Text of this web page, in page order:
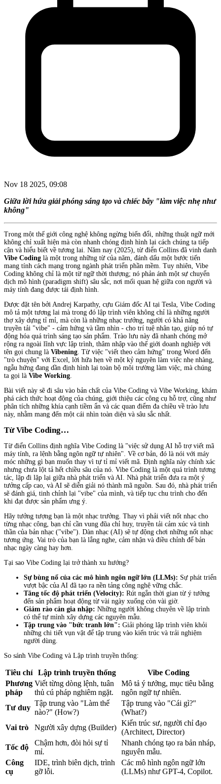
Nov 18 2025, 09:08
Giữa lời hứa giải phóng sáng tạo và chiếc bẫy "làm việc nhẹ như
không"
Trong một thế giới công nghệ không ngừng biến đổi, những thuật ngữ mới
không chỉ xuất hiện mà còn nhanh chóng định hình lại cách chúng ta tiếp
cận và hiểu biết về tương lai. Năm nay (2025), từ điển Collins đã vinh danh
Vibe Coding là một trong những từ của năm, đánh dấu một bước tiến
mang tính cách mạng trong ngành phát triển phần mềm. Tuy nhiên, Vibe
Coding không chỉ là một từ ngữ thời thượng; nó phản ánh một sự chuyển
dịch mô hình (paradigm shift) sâu sắc, nơi mối quan hệ giữa con người và
máy tính đang được tái định hình.
Được đặt tên bởi Andrej Karpathy, cựu Giám đốc AI tại Tesla, Vibe Coding
mô tả một tương lai mà trong đó lập trình viên không chỉ là những người
thợ xây dựng tỉ mỉ, mà còn là những nhạc trưởng, người có khả năng
truyền tải "vibe" - cảm hứng và tầm nhìn - cho trí tuệ nhân tạo, giúp nó tự
động hóa quá trình sáng tạo sản phẩm. Trào lưu này đã nhanh chóng mở
rộng ra ngoài lĩnh vực lập trình, thâm nhập vào thế giới doanh nghiệp với
tên gọi chung là Vibening. Từ việc "viết theo cảm hứng" trong Word đến
"trò chuyện" với Excel, lời hứa hẹn về một kỷ nguyên làm việc nhẹ nhàng,
ngẫu hứng đang dần định hình lại toàn bộ môi trường làm việc, mà chúng
ta gọi là Vibe Working.
Bài viết này sẽ đi sâu vào bản chất của Vibe Coding và Vibe Working, khám
phá cách thức hoạt động của chúng, giới thiệu các công cụ hỗ trợ, cũng như
phân tích những khía cạnh tiềm ẩn và các quan điểm đa chiều về trào lưu
này, nhằm mang đến một cái nhìn toàn diện và sâu sắc nhất.
Từ Vibe Coding…
Từ điển Collins định nghĩa Vibe Coding là "việc sử dụng AI hỗ trợ viết mã
máy tính, ra lệnh bằng ngôn ngữ tự nhiên". Về cơ bản, đó là nói với máy
móc những gì bạn muốn thay vì tự tỉ mỉ viết mã. Định nghĩa này chính xác
nhưng chưa lột tả hết chiều sâu của nó. Vibe Coding là một quá trình tương
tác, lặp đi lặp lại giữa nhà phát triển và AI. Nhà phát triển đưa ra một ý
tưởng cấp cao, và AI sẽ diễn giải nó thành mã nguồn. Sau đó, nhà phát triển
sẽ đánh giá, tinh chỉnh lại "vibe" của mình, và tiếp tục chu trình cho đến
khi đạt được sản phẩm ưng ý.
Hãy tưởng tượng bạn là một nhạc trưởng. Thay vì phải viết nốt nhạc cho
từng nhạc công, bạn chỉ cần vung đũa chỉ huy, truyền tải cảm xúc và tinh
thần của bản nhạc ("vibe"). Dàn nhạc (AI) sẽ tự động chơi những nốt nhạc
tương ứng. Vai trò của bạn là lắng nghe, cảm nhận và điều chỉnh để bản
nhạc ngày càng hay hơn.
Tại sao Vibe Coding lại trở thành xu hướng?
Sự bùng nổ của các mô hình ngôn ngữ lớn (LLMs): Sự phát triển
vượt bậc của AI đã tạo ra nền tảng công nghệ vững chắc.
Tăng tốc độ phát triển (Velocity): Rút ngắn thời gian từ ý tưởng
đến sản phẩm hoạt động từ vài ngày xuống còn vài giờ.
Giảm rào cản gia nhập: Những người không chuyên về lập trình
có thể tự mình xây dựng các nguyên mẫu.
Tập trung vào "bức tranh lớn": Giải phóng lập trình viên khỏi
những chi tiết vụn vặt để tập trung vào kiến trúc và trải nghiệm
người dùng.
So sánh Vibe Coding và Lập trình truyền thống:
Tiêu chí Lập trình truyền thống
Vibe Coding
Phương
pháp
Viết từng dòng lệnh, tuân
thủ cú pháp nghiêm ngặt.
Mô tả ý tưởng, mục tiêu bằng
ngôn ngữ tự nhiên.
Tư duy
Tập trung vào "Làm thế
nào?" (How?)
Tập trung vào "Cái gì?"
(What?)
Vai trò
Người xây dựng (Builder)
Kiến trúc sư, người chỉ đạo
(Architect, Director)
Tốc độ
Chậm hơn, đòi hỏi sự tỉ
mỉ.
Nhanh chóng tạo ra bản nháp,
nguyên mẫu.
Công
cụ
IDE, trình biên dịch, trình
gỡ lỗi.
Các mô hình ngôn ngữ lớn
(LLMs) như GPT-4, Copilot.